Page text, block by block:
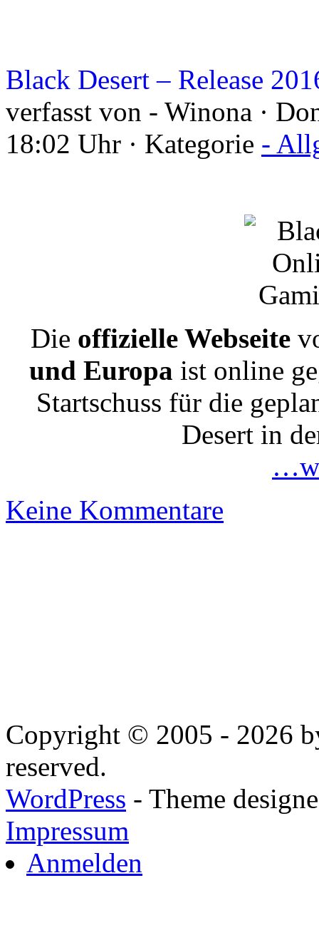
Black Desert – Release
verfasst von - Winona ·
18:02 Uhr · Kategorie -
Die offizielle Webseite
und Europa ist online
Startschuss für die
Desert in
Keine Kommentare
Copyright © 2005 - 2026
reserved.
WordPress - Theme
Impressum
Anmelden